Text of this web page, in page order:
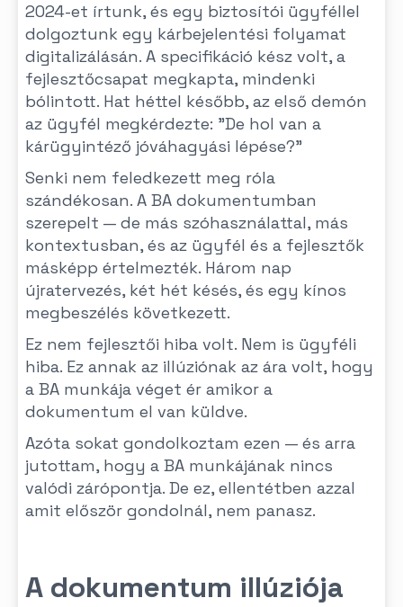
2024-et írtunk, és egy biztosítói ügyféllel
dolgoztunk egy kárbejelentési folyamat
digitalizálásán. A specifikáció kész volt, a
fejlesztőcsapat megkapta, mindenki
bólintott. Hat héttel később, az első demón
az ügyfél megkérdezte: "De hol van a
kárügyintéző jóváhagyási lépése?"
Senki nem feledkezett meg róla
szándékosan. A BA dokumentumban
szerepelt — de más szóhasználattal, más
kontextusban, és az ügyfél és a fejlesztők
másképp értelmezték. Három nap
újratervezés, két hét késés, és egy kínos
megbeszélés következett.
Ez nem fejlesztői hiba volt. Nem is ügyféli
hiba. Ez annak az illúziónak az ára volt, hogy
a BA munkája véget ér amikor a
dokumentum el van küldve.
Azóta sokat gondolkoztam ezen — és arra
jutottam, hogy a BA munkájának nincs
valódi zárópontja. De ez, ellentétben azzal
amit először gondolnál, nem panasz.
A dokumentum illúziója